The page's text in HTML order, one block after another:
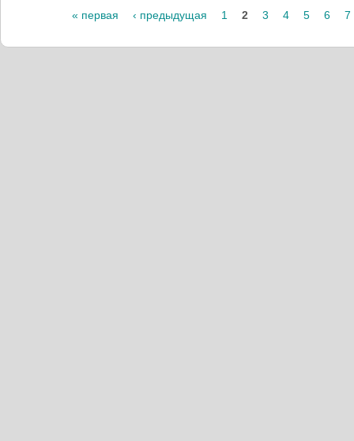
Страницы« первая ‹ предыдущая 1 2 3 4 5 6 7